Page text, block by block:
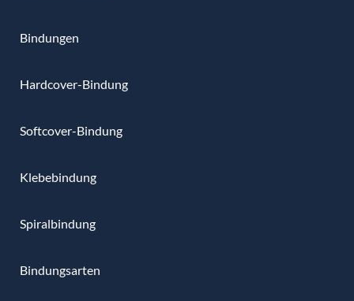
Bindungen
Hardcover-Bindung
Softcover-Bindung
Klebebindung
Spiralbindung
Bindungsarten